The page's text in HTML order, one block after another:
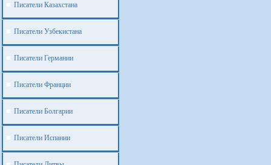
Писатели Казахстана
Писатели Узбекистана
Писатели Германии
Писатели Франции
Писатели Болгарии
Писатели Испании